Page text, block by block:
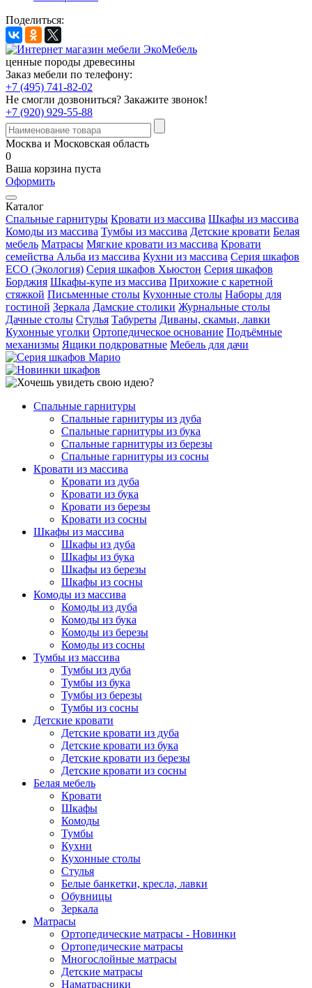
Поделиться:
ценные породы древесины
Заказ мебели по телефону:
+7 (495) 741-82-02
Не смогли дозвониться? Закажите звонок!
+7 (920) 929-55-88
Москва и Московская область
0
Ваша корзина пуста
Оформить
Каталог
Спальные гарнитуры Кровати из массива Шкафы из массива
Комоды из массива Тумбы из массива Детские кровати Белая
мебель Матрасы Мягкие кровати из массива Кровати
семейства Альба из массива Кухни из массива Серия шкафов
ECO (Экология) Серия шкафов Хьюстон Серия шкафов
Борджия Шкафы-купе из массива Прихожие с каретной
стяжкой Письменные столы Кухонные столы Наборы для
гостиной Зеркала Дамские столики Журнальные столы
Дачные столы Стулья Табуреты Диваны, скамьи, лавки
Кухонные уголки Ортопедическое основание Подъёмные
механизмы Ящики подкроватные Мебель для дачи
Спальные гарнитуры
Спальные гарнитуры из дуба
Спальные гарнитуры из бука
Спальные гарнитуры из березы
Спальные гарнитуры из сосны
Кровати из массива
Кровати из дуба
Кровати из бука
Кровати из березы
Кровати из сосны
Шкафы из массива
Шкафы из дуба
Шкафы из бука
Шкафы из березы
Шкафы из сосны
Комоды из массива
Комоды из дуба
Комоды из бука
Комоды из березы
Комоды из сосны
Тумбы из массива
Тумбы из дуба
Тумбы из бука
Тумбы из березы
Тумбы из сосны
Детские кровати
Детские кровати из дуба
Детские кровати из бука
Детские кровати из березы
Детские кровати из сосны
Белая мебель
Кровати
Шкафы
Комоды
Тумбы
Кухни
Кухонные столы
Стулья
Белые банкетки, кресла, лавки
Обувницы
Зеркала
Матрасы
Ортопедические матрасы - Новинки
Ортопедические матрасы
Многослойные матрасы
Детские матрасы
Наматрасники